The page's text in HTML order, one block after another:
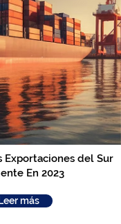
Exportaciones del Sur
En 2023
Leer más